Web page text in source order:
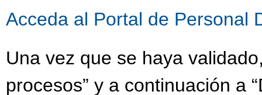
Acceda al Portal de Personal
Una vez que se haya
procesos” y a continuación a